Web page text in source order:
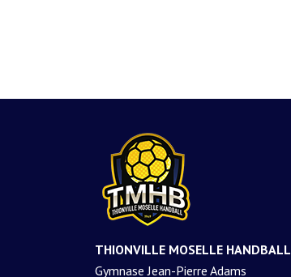
THIONVILLE MOSELLE HANDBALL
Gymnase Jean-Pierre Adams